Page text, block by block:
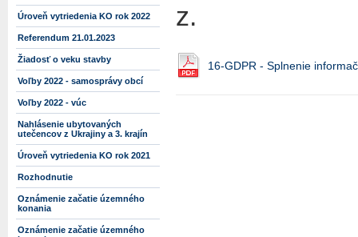
Úroveň vytriedenia KO rok 2022
Referendum 21.01.2023
Žiadosť o veku stavby
Voľby 2022 - samosprávy obcí
Voľby 2022 - vúc
Nahlásenie ubytovaných
utečencov z Ukrajiny a 3. krajín
Úroveň vytriedenia KO rok 2021
Rozhodnutie
Oznámenie začatie územného
konania
Oznámenie začatie územného
z.
16-GDPR - Splnenie